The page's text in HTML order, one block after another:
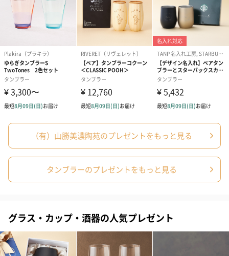
包装紙
包装紙でラッピングを施してお届けいたします。
ゴールド（リッチリボ
ン）（680円）
ピンク（リッチリボ
ン）（680円）
ライトブルー
ザ）（680円）
商品の形質上、のしを直接添付できない商品にのし風のカードを
同梱します。
※のし下はご記入いただけません。
※カードのデザインは一部変更する場合があります。
（有）山勝美濃陶苑のプレゼントをもっと見る
タンブラーのプレゼントをもっと見る
グラス・カップ・酒器の人気プレゼント